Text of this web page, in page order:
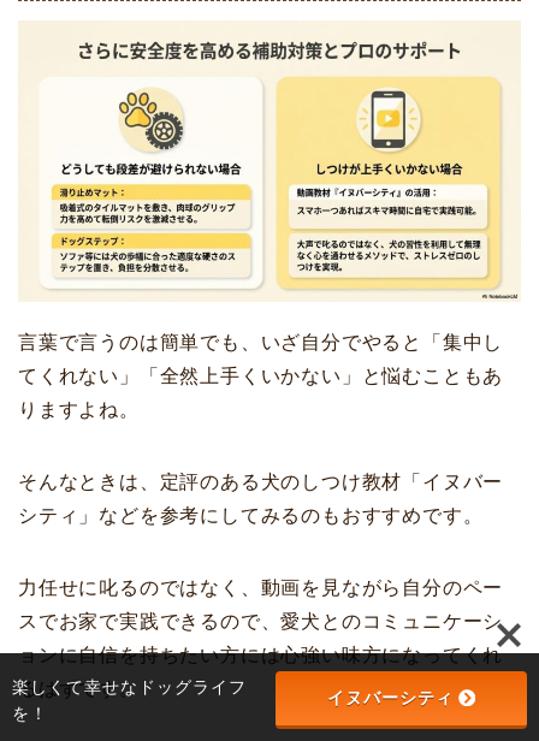
言葉で言うのは簡単でも、いざ自分でやると「集中し
てくれない」「全然上手くいかない」と悩むこともあ
りますよね。
そんなときは、定評のある犬のしつけ教材「イヌバー
シティ」などを参考にしてみるのもおすすめです。
力任せに叱るのではなく、動画を見ながら自分のペー
スでお家で実践できるので、愛犬とのコミュニケーシ
ョンに自信を持ちたい方には心強い味方になってくれ
るはずです。
楽しくて幸せなドッグライフ
を！
イヌバーシティ